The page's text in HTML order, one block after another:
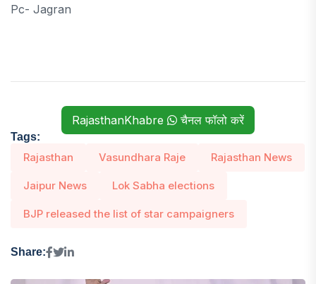
Pc- Jagran
RajasthanKhabre चैनल फॉलो करें
Tags:
Rajasthan Vasundhara Raje Rajasthan News
Jaipur News Lok Sabha elections
BJP released the list of star campaigners
Share: